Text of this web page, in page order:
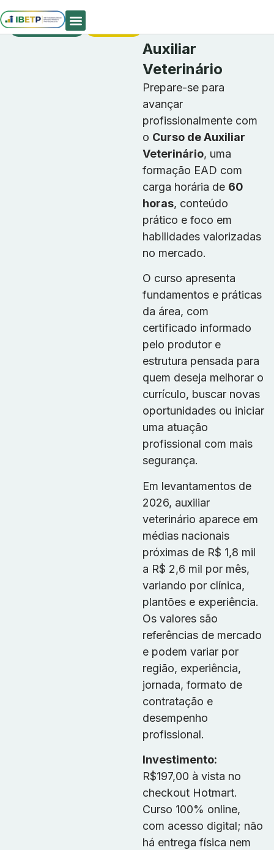
Cursos
Profissionalizantes
Auxiliar
Veterinário
Prepare-se para
avançar
profissionalmente com
o Curso de Auxiliar
Veterinário, uma
formação EAD com
carga horária de 60
horas, conteúdo
prático e foco em
habilidades valorizadas
no mercado.
O curso apresenta
fundamentos e práticas
da área, com
certificado informado
pelo produtor e
estrutura pensada para
quem deseja melhorar o
currículo, buscar novas
oportunidades ou iniciar
uma atuação
profissional com mais
segurança.
Em levantamentos de
2026, auxiliar
veterinário aparece em
médias nacionais
próximas de R$ 1,8 mil
a R$ 2,6 mil por mês,
variando por clínica,
plantões e experiência.
Os valores são
referências de mercado
e podem variar por
região, experiência,
jornada, formato de
contratação e
desempenho
profissional.
Investimento:
R$197,00 à vista no
checkout Hotmart.
Curso 100% online,
com acesso digital; não
há entrega física nem